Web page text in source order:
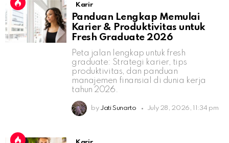
Karir
Panduan Lengkap Memulai
Karier & Produktivitas untuk
Fresh Graduate 2026
Peta jalan lengkap untuk fresh
graduate: Strategi karier, tips
produktivitas, dan panduan
manajemen finansial di dunia kerja
tahun 2026.
by Jati Sunarto July 28, 2026, 11:34 pm